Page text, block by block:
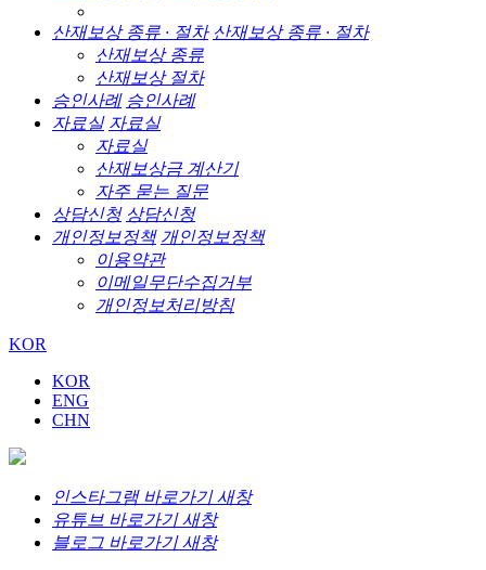
산재보상 종류 · 절차 산재보상 종류 · 절차
산재보상 종류
산재보상 절차
승인사례 승인사례
자료실 자료실
자료실
산재보상금 계산기
자주 묻는 질문
상담신청 상담신청
개인정보정책 개인정보정책
이용약관
이메일무단수집거부
개인정보처리방침
KOR
KOR
ENG
CHN
인스타그램 바로가기 새창
유튜브 바로가기 새창
블로그 바로가기 새창